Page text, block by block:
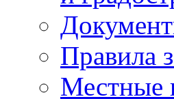
Правила
Местные